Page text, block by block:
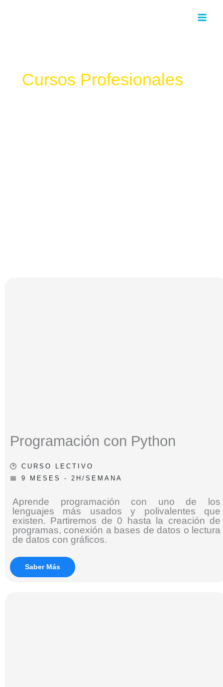
Cursos Profesionales
Programación con Python
🕑 CURSO LECTIVO
📅 9 MESES - 2H/SEMANA
Aprende programación con uno de los
lenguajes más usados y polivalentes que
existen. Partiremos de 0 hasta la creación de
programas, conexión a bases de datos o lectura
de datos con gráficos.
Saber Más